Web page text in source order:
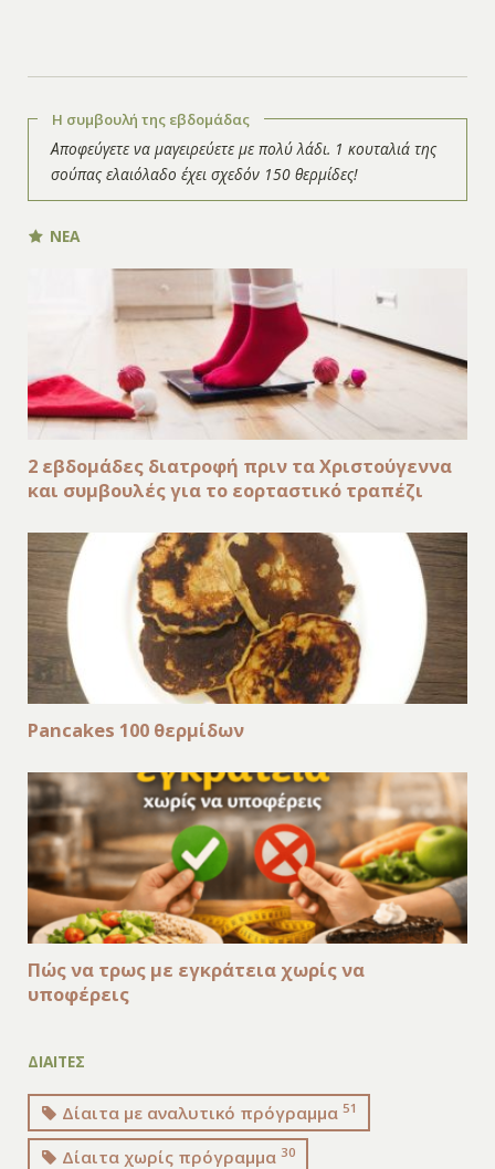
Η συμβουλή της εβδομάδας
Αποφεύγετε να μαγειρεύετε με πολύ λάδι. 1 κουταλιά της
σούπας ελαιόλαδο έχει σχεδόν 150 θερμίδες!
ΝΕΑ
2 εβδομάδες διατροφή πριν τα Χριστούγεννα
και συμβουλές για το εορταστικό τραπέζι
Pancakes 100 θερμίδων
Πώς να τρως με εγκράτεια χωρίς να
υποφέρεις
ΔΙΑΙΤΕΣ
Δίαιτα με αναλυτικό πρόγραμμα51
Δίαιτα χωρίς πρόγραμμα 30